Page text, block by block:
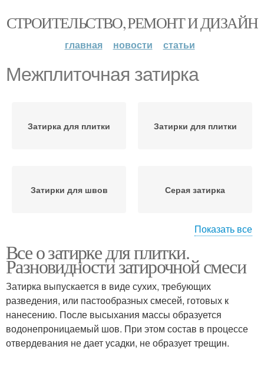
СТРОИТЕЛЬСТВО, РЕМОНТ И ДИЗАЙН
главная новости статьи
Межплиточная затирка
Затирка для плитки Затирки для плитки
Затирки для швов Серая затирка
затирка
керамогранита
Темная затирка
Показать все
Все о затирке для плитки.
Разновидности затирочной смеси
Затирка выпускается в виде сухих, требующих
разведения, или пастообразных смесей, готовых к
нанесению. После высыхания массы образуется
водонепроницаемый шов. При этом состав в процессе
отвердевания не дает усадки, не образует трещин.